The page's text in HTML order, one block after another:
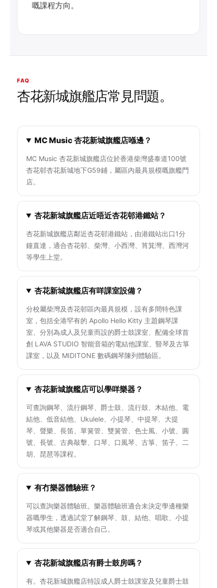
嘅課程方向。
FAQ
杏花新城旗艦店常見問題。
MC Music 杏花新城旗艦店喺邊？
MC Music 杏花新城旗艦店位於香港柴灣盛泰道100號
杏花邨杏花新城地下G59鋪，屬區內最具規模嘅旗艦門
店。
杏花新城旗艦店近唔近杏花邨港鐵站？
杏花新城旗艦店鄰近杏花邨港鐵站，由港鐵站出口1分
鐘直達，適合杏花邨、柴灣、小西灣、筲箕灣、西灣河
等學生上堂。
杏花新城旗艦店有咩課室設備？
分校屬柴灣及杏花邨區內最具規模，設有多間特色課
室，包括全港罕有的 Apollo Hello Kitty 主題鋼琴課
室、分別為成人及兒童而設的爵士鼓課室、配備全球首
創 LAVA STUDIO 智能音箱的電結他課室、豎琴及古箏
課室，以及 MIDITONE 數碼鋼琴陳列體驗區。
杏花新城旗艦店可以學咩樂器？
可查詢鋼琴、流行鋼琴、爵士鼓、流行鼓、木結他、電
結他、低音結他、Ukulele、小提琴、中提琴、大提
琴、聲樂、長笛、單簧管、雙簧管、色士風、小號、圓
號、長號、古典敲擊、口琴、口風琴、古箏、笛子、二
胡、琵琶等課程。
有冇樂器體驗班？
可以查詢樂器體驗班。樂器體驗班適合未決定學邊種樂
器嘅學生，透過試堂了解鋼琴、鼓、結他、唱歌、小提
琴或其他樂器是否適合自己。
杏花新城旗艦店有爵士鼓房嗎？
有。杏花新城旗艦店特設成人爵士鼓課室及兒童爵士鼓